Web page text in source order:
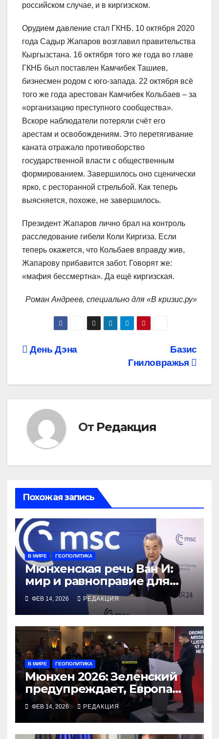
российском случае, и в киргизском.
Орудием давление стал ГКНБ. 10 октября 2020
года Садыр Жапаров возглавил правительства
Кыргызстана. 16 октября того же года во главе
ГКНБ был поставлен Камчибек Ташиев,
бизнесмен родом с юго-запада. 22 октября всё
того же года арестован Камчибек Кольбаев – за
«организацию преступного сообщества».
Вскоре наблюдатели потеряли счёт его
арестам и освобождениям. Это перетягивание
каната отражало противоборство
государственной власти с общественным
формированием. Завершилось оно сценически
ярко, с ресторанной стрельбой. Как теперь
выясняется, похоже, не завершилось.
Президент Жапаров лично брал на контроль
расследование гибели Коли Киргиза. Если
теперь окажется, что Кольбаев вправду жив,
Жапарову прибавится забот. Говорят же:
«мафия бессмертна». Да ещё киргизская.
Роман Андреев, специально для «В кризис.ру»
Навигация
Базис
Гниловражья
День Дэна
От Редакция
Похожая запись
В МИРЕ ГЕОПОЛИТИКА
Мюнхенская речь Ван И:
мир и равноправие для
Европы
ФЕВ 14, 2026 РЕДАКЦИЯ
В МИРЕ ГЕОПОЛИТИКА
Мюнхен 2026: Зеленский
предупреждает, Европа
готовится
ФЕВ 14, 2026 РЕДАКЦИЯ